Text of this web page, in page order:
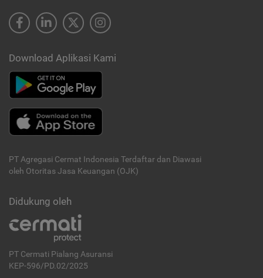
Download Aplikasi Kami
PT Agregasi Cermat Indonesia Terdaftar dan Diawasi
oleh Otoritas Jasa Keuangan (OJK)
Didukung oleh
PT Cermati Pialang Asuransi
KEP-596/PD.02/2025